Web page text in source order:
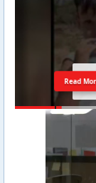
Read